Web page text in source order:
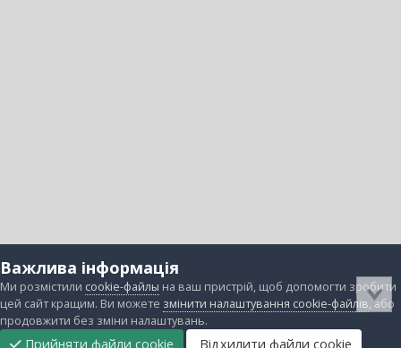
Важлива інформація
Ми розмістили cookie-файлы на ваш пристрій, щоб допомогти зробити
цей сайт кращим. Ви можете змінити налаштування cookie-файлів, або
продовжити без зміни налаштувань.
Прийняти файли cookie Відхилити файли cookie